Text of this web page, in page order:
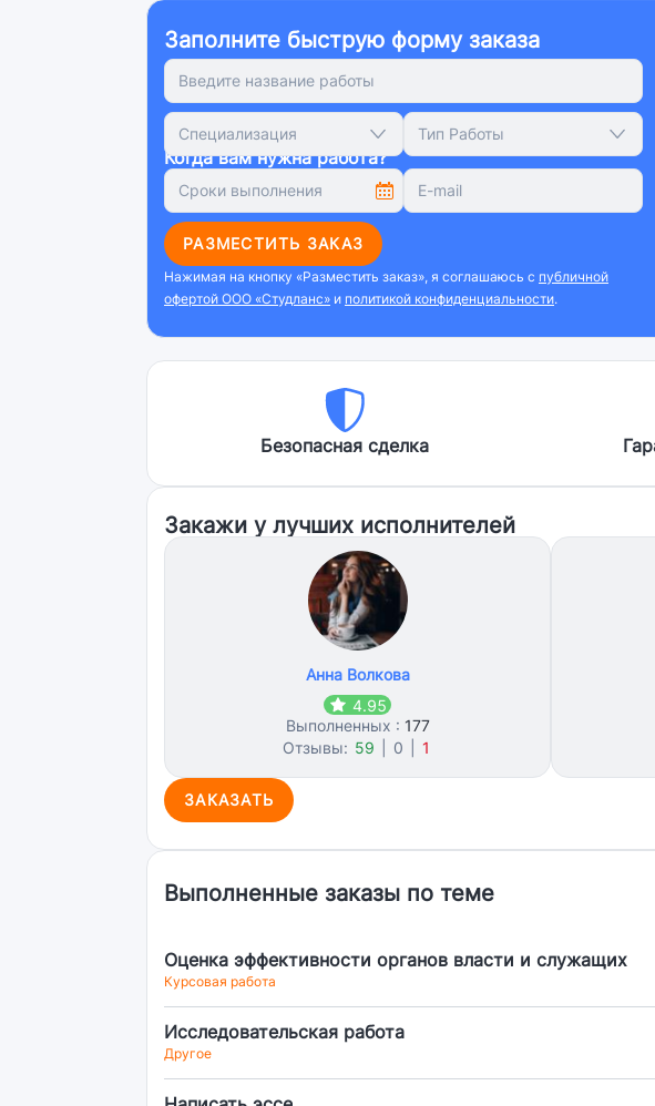
Заполните быструю форму заказа
Специализация Тип Работы
Когда вам нужна работа?
РАЗМЕСТИТЬ ЗАКАЗ
Нажимая на кнопку «Разместить заказ», я соглашаюсь с публичной
офертой ООО «Студланс» и политикой конфиденциальности.
Безопасная сделка
Закажи у лучших исполнителей
Анна Волкова
4.95
Выполненных : 177
Отзывы: 59 0 1
ЗАКАЗАТЬ
Выполненные заказы по теме
Оценка эффективности органов власти и служащих
Курсовая работа
Исследовательская работа
Другое